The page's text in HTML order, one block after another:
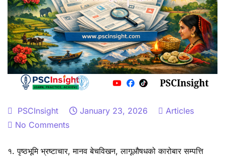
PSCInsight January 23, 2026
Articles
No Commentson
शुद्धीकरण
१. पृष्ठभूमि भ्रष्टाचार, मानव बेचविखन, लागूऔषधको कारोबार सम्पत्ति